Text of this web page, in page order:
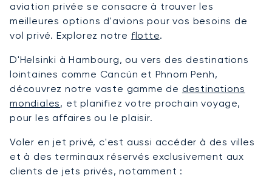
aviation privée se consacre à trouver les
meilleures options d'avions pour vos besoins de
vol privé. Explorez notre flotte.
D'Helsinki à Hambourg, ou vers des destinations
lointaines comme Cancún et Phnom Penh,
découvrez notre vaste gamme de destinations
mondiales, et planifiez votre prochain voyage,
pour les affaires ou le plaisir.
Voler en jet privé, c'est aussi accéder à des villes
et à des terminaux réservés exclusivement aux
clients de jets privés, notamment :